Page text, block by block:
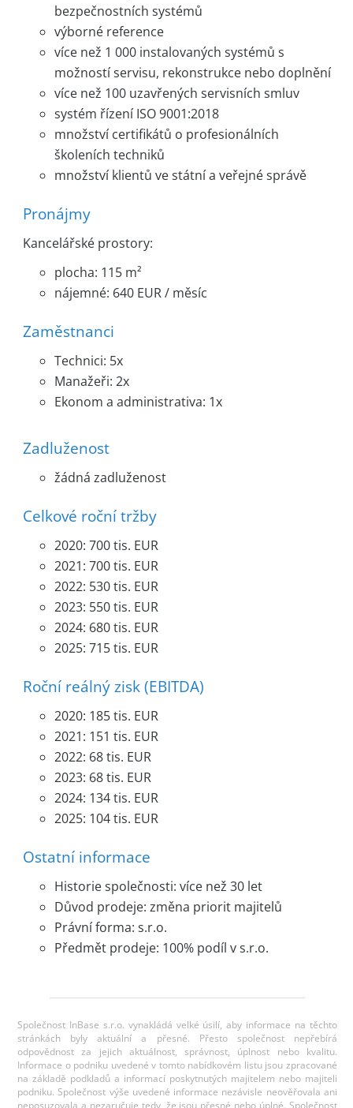
bezpečnostních systémů
výborné reference
více než 1 000 instalovaných systémů s
možností servisu, rekonstrukce nebo doplnění
více než 100 uzavřených servisních smluv
systém řízení ISO 9001:2018
množství certifikátů o profesionálních
školeních techniků
množství klientů ve státní a veřejné správě
Pronájmy
Kancelářské prostory:
plocha: 115 m²
nájemné: 640 EUR / měsíc
Zaměstnanci
Technici: 5x
Manažeři: 2x
Ekonom a administrativa: 1x
Zadluženost
žádná zadluženost
Celkové roční tržby
2020: 700 tis. EUR
2021: 700 tis. EUR
2022: 530 tis. EUR
2023: 550 tis. EUR
2024: 680 tis. EUR
2025: 715 tis. EUR
Roční reálný zisk (EBITDA)
2020: 185 tis. EUR
2021: 151 tis. EUR
2022: 68 tis. EUR
2023: 68 tis. EUR
2024: 134 tis. EUR
2025: 104 tis. EUR
Ostatní informace
Historie společnosti: více než 30 let
Důvod prodeje: změna priorit majitelů
Právní forma: s.r.o.
Předmět prodeje: 100% podíl v s.r.o.
Společnost InBase s.r.o. vynakládá velké úsilí, aby informace na těchto
stránkách byly aktuální a přesné. Přesto společnost nepřebírá
odpovědnost za jejich aktuálnost, správnost, úplnost nebo kvalitu.
Informace o podniku uvedené v tomto nabídkovém listu jsou zpracované
na základě podkladů a informací poskytnutých majitelem nebo majiteli
podniku. Společnost výše uvedené informace nezávisle neověřovala ani
neposuzovala a nezaručuje tedy, že jsou přesné nebo úplné. Společnost